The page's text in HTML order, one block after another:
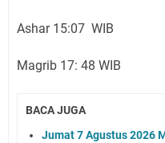
Ashar 15:07 WIB
Magrib 17: 48 WIB
BACA JUGA
Jumat 7 Agustus 2026